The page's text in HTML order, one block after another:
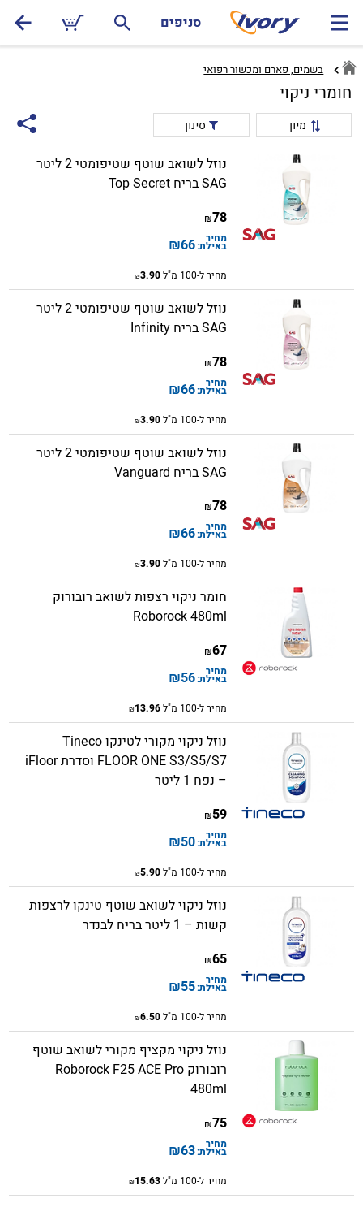
סניפים
בשמים, פארם ומכשור רפואי
חומרי ניקוי
מיון סינון
נוזל לשואב שוטף שטיפומטי 2 ליטר
SAG בריח Top Secret
78
₪
מחיר
באילת:66
₪
מחיר ל-100 מ"ל 3.90
₪
נוזל לשואב שוטף שטיפומטי 2 ליטר
SAG בריח Infinity
78
₪
מחיר
באילת:66
₪
מחיר ל-100 מ"ל 3.90
₪
נוזל לשואב שוטף שטיפומטי 2 ליטר
SAG בריח Vanguard
78
₪
מחיר
באילת:66
₪
מחיר ל-100 מ"ל 3.90
₪
חומר ניקוי רצפות לשואב רובורוק
Roborock 480ml
67
₪
מחיר
באילת:56
₪
מחיר ל-100 מ"ל 13.96
₪
נוזל ניקוי מקורי לטינקו Tineco
FLOOR ONE S3/S5/S7 וסדרת iFloor
– נפח 1 ליטר
59
₪
מחיר
באילת:50
₪
מחיר ל-100 מ"ל 5.90
₪
נוזל ניקוי לשואב שוטף טינקו לרצפות
קשות – 1 ליטר בריח לבנדר
65
₪
מחיר
באילת:55
₪
מחיר ל-100 מ"ל 6.50
₪
נוזל ניקוי מקציף מקורי לשואב שוטף
רובורוק Roborock F25 ACE Pro
480ml
75
₪
מחיר
באילת:63
₪
מחיר ל-100 מ"ל 15.63
₪